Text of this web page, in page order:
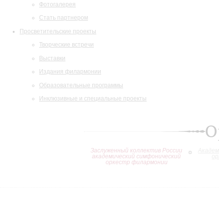
Фотогалерея
Стать партнером
Просветительские проекты
Творческие встречи
Выставки
Издания филармонии
Образовательные программы
Инклюзивные и специальные проекты
Заслуженный коллектив России
академический симфонический
оркестр филармонии